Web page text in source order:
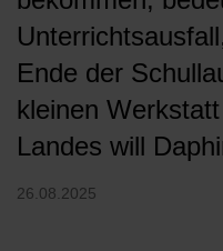
Ende der
kleinen
Landes will
26.08.2025